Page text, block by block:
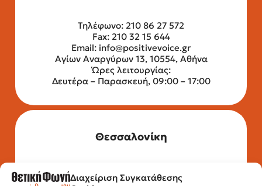
Διαχείριση Συγκατάθεσης
Τηλέφωνο: 210 86 27 572
Fax: 210 32 15 644
Email: info@positivevoice.gr
Αγίων Αναργύρων 13, 10554, Αθήνα
Ώρες λειτουργίας:
Δευτέρα – Παρασκευή, 09:00 – 17:00
Θεσσαλονίκη
Τηλέφωνο: 2315 525 020